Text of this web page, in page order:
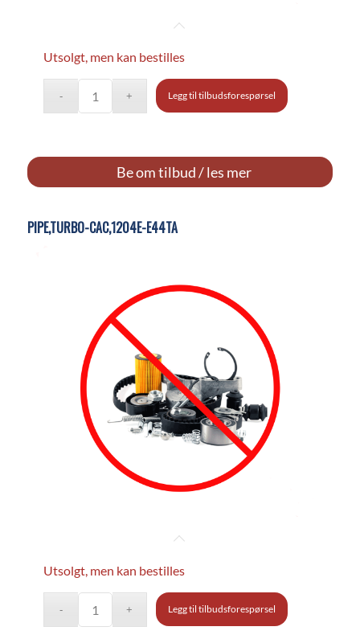
Utsolgt, men kan bestilles
Legg til tilbudsforespørsel
Be om tilbud / les mer
PIPE,TURBO-CAC,1204E-E44TA
Utsolgt, men kan bestilles
Legg til tilbudsforespørsel